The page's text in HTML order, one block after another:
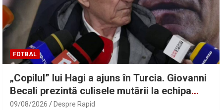
FOTBAL
„Copilul” lui Hagi a ajuns în Turcia. Giovanni
Becali prezintă culisele mutării la echipa
ginerelui lui Erdogan | Sport.ro
09/08/2026 Despre Rapid